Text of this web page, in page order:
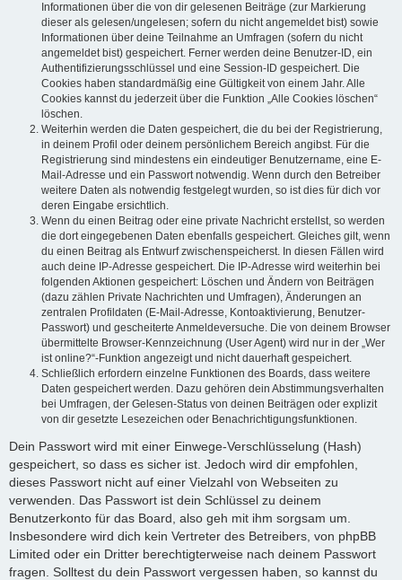
Informationen über die von dir gelesenen Beiträge (zur Markierung
dieser als gelesen/ungelesen; sofern du nicht angemeldet bist) sowie
Informationen über deine Teilnahme an Umfragen (sofern du nicht
angemeldet bist) gespeichert. Ferner werden deine Benutzer-ID, ein
Authentifizierungsschlüssel und eine Session-ID gespeichert. Die
Cookies haben standardmäßig eine Gültigkeit von einem Jahr. Alle
Cookies kannst du jederzeit über die Funktion „Alle Cookies löschen“
löschen.
Weiterhin werden die Daten gespeichert, die du bei der Registrierung,
in deinem Profil oder deinem persönlichem Bereich angibst. Für die
Registrierung sind mindestens ein eindeutiger Benutzername, eine E-
Mail-Adresse und ein Passwort notwendig. Wenn durch den Betreiber
weitere Daten als notwendig festgelegt wurden, so ist dies für dich vor
deren Eingabe ersichtlich.
Wenn du einen Beitrag oder eine private Nachricht erstellst, so werden
die dort eingegebenen Daten ebenfalls gespeichert. Gleiches gilt, wenn
du einen Beitrag als Entwurf zwischenspeicherst. In diesen Fällen wird
auch deine IP-Adresse gespeichert. Die IP-Adresse wird weiterhin bei
folgenden Aktionen gespeichert: Löschen und Ändern von Beiträgen
(dazu zählen Private Nachrichten und Umfragen), Änderungen an
zentralen Profildaten (E-Mail-Adresse, Kontoaktivierung, Benutzer-
Passwort) und gescheiterte Anmeldeversuche. Die von deinem Browser
übermittelte Browser-Kennzeichnung (User Agent) wird nur in der „Wer
ist online?“-Funktion angezeigt und nicht dauerhaft gespeichert.
Schließlich erfordern einzelne Funktionen des Boards, dass weitere
Daten gespeichert werden. Dazu gehören dein Abstimmungsverhalten
bei Umfragen, der Gelesen-Status von deinen Beiträgen oder explizit
von dir gesetzte Lesezeichen oder Benachrichtigungsfunktionen.
Dein Passwort wird mit einer Einwege-Verschlüsselung (Hash)
gespeichert, so dass es sicher ist. Jedoch wird dir empfohlen,
dieses Passwort nicht auf einer Vielzahl von Webseiten zu
verwenden. Das Passwort ist dein Schlüssel zu deinem
Benutzerkonto für das Board, also geh mit ihm sorgsam um.
Insbesondere wird dich kein Vertreter des Betreibers, von phpBB
Limited oder ein Dritter berechtigterweise nach deinem Passwort
fragen. Solltest du dein Passwort vergessen haben, so kannst du